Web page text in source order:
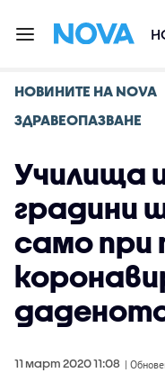
НОВИНИТЕ НА NOVA
ЗДРАВЕОПАЗВАНЕ
Училища
градини
само при
11 март 2020 11:08 |